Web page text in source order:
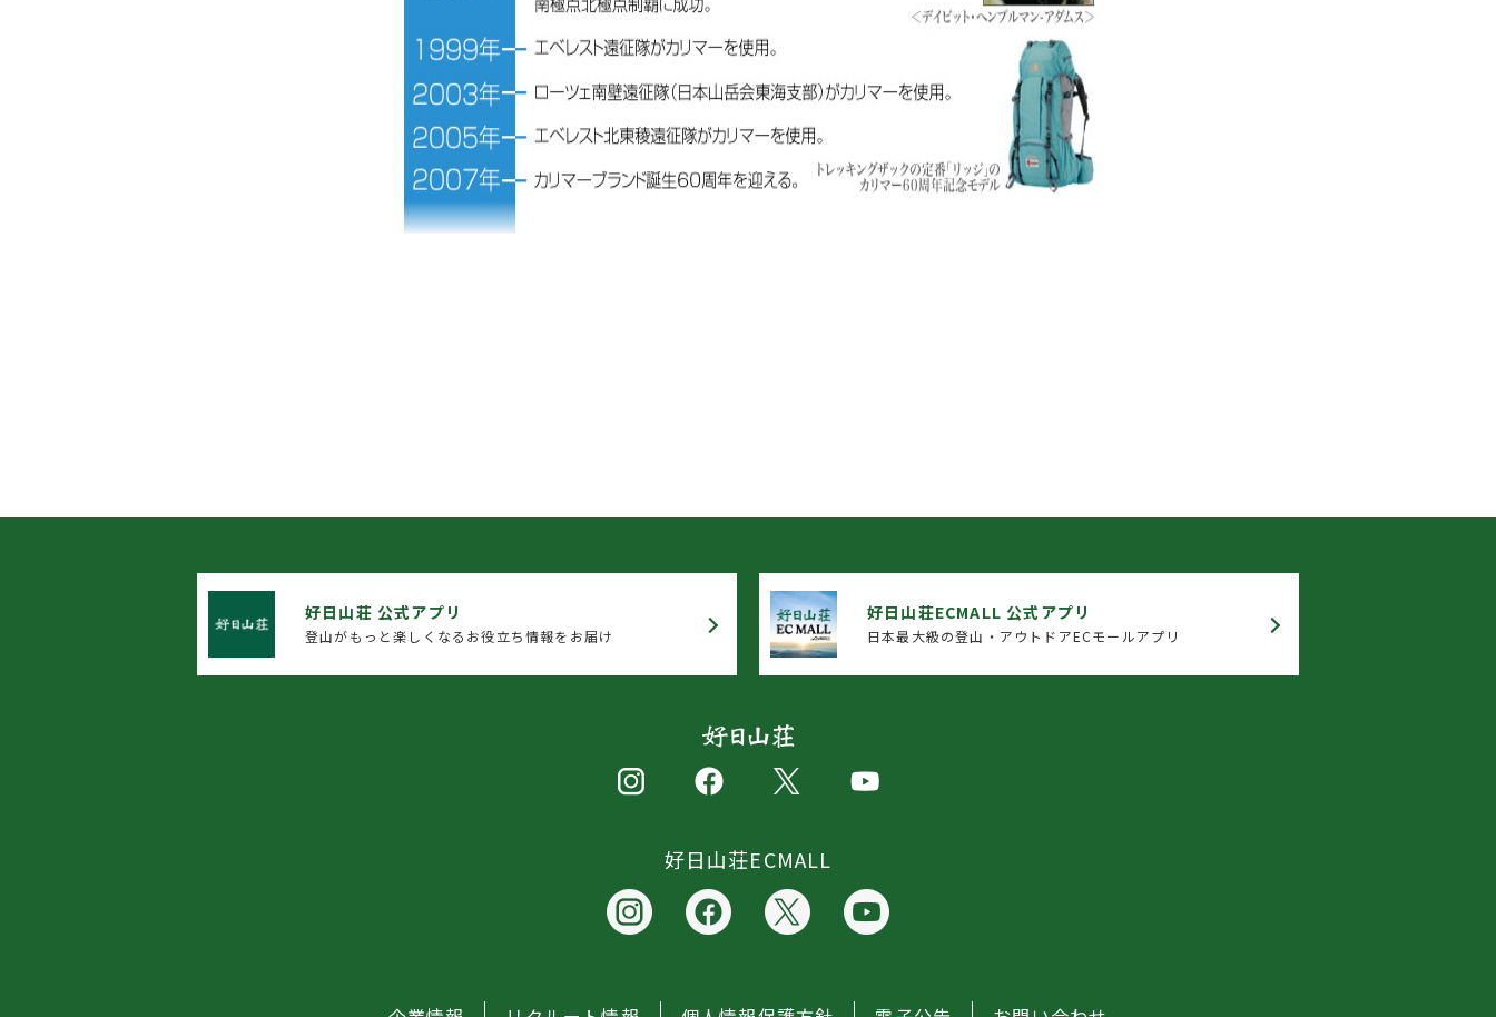
好日山荘 公式アプリ
登山がもっと楽しくなるお役立ち情報をお届け
好日山荘ECMALL 公式アプリ
日本最大級の登山・アウトドアECモールアプリ
好日山荘ECMALL